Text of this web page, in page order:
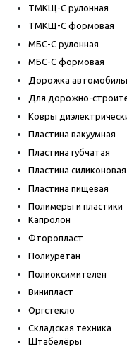
ТМКЩ-С рулонная
ТМКЩ-С формовая
МБС-С рулонная
МБС-С формовая
Дорожка
Для дорожно-
Ковры
Пластина вакуумная
Пластина губчатая
Пластина силиконовая
Пластина пищевая
Полимеры и пластики
Капролон
Фторопласт
Полиуретан
Полиоксимителен
Винипласт
Оргстекло
Складская техника
Штабелёры